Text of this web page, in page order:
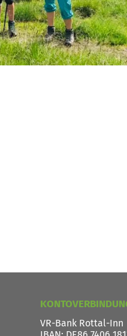
VR-Bank Rottal-Inn